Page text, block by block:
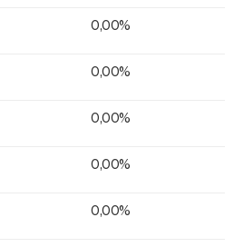
0,00%
0,00%
0,00%
0,00%
0,00%